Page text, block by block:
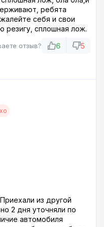
так 5 раз я к ним
ребята
себя и свои
резигу, сплошная лож.
отзыв? 6 5
из другой
2 дня уточняли по
автомобиля